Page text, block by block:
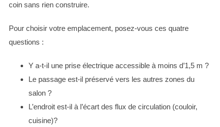
coin sans rien construire.
Pour choisir votre emplacement, posez-vous ces quatre
questions :
Y a-t-il une prise électrique accessible à moins d’1,5 m ?
Le passage est-il préservé vers les autres zones du
salon ?
L’endroit est-il à l’écart des flux de circulation (couloir,
cuisine)?